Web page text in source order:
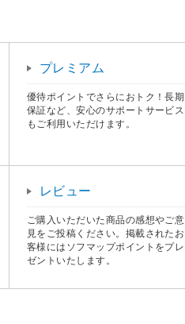
プレミアム
優待ポイントでさらにおトク！長期
保証など、安心のサポートサービス
もご利用いただけます。
レビュー
ご購入いただいた商品の感想やご意
見をご投稿ください。掲載されたお
客様にはソフマップポイントをプレ
ゼントいたします。